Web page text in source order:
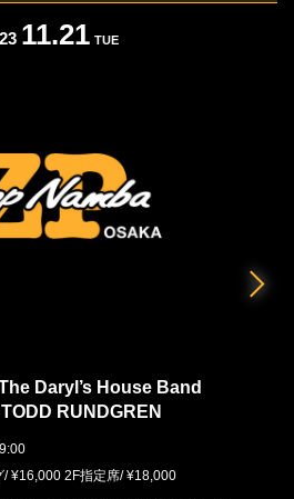
11.21 TUE
Daryl’s House Band
RUNDGREN
¥16,000 2F指定席/ ¥18,000